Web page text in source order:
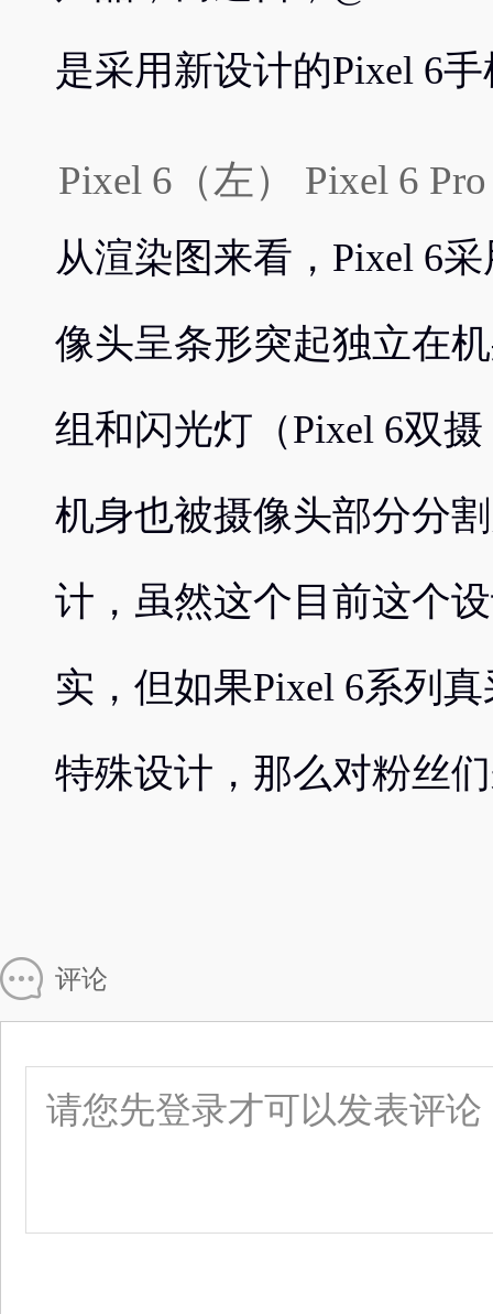
是采用新设计的Pixel 6
Pixel 6（左） Pixel 6
从渲染图来看，Pixel 6
像头呈条形突起独立在
组和闪光灯（Pixel 6双
机身也被摄像头部分分
计，虽然这个目前这个
实，但如果Pixel 6系列
特殊设计，那么对粉丝
评论